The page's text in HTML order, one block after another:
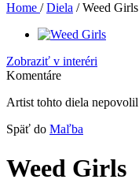
Home / Diela /Weed Girls
Zobraziť v interéri
Komentáre
Artist tohto diela
Späť do Maľba
Weed Girls